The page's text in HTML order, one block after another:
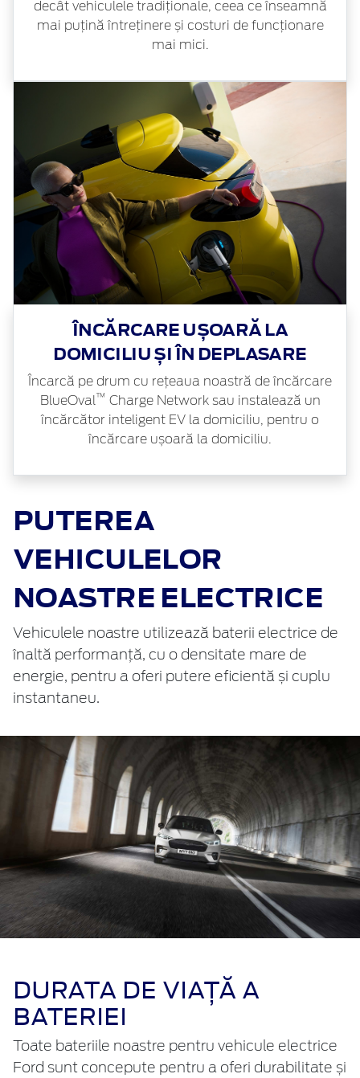
decât vehiculele tradiționale, ceea ce înseamnă
mai puțină întreținere și costuri de funcționare
mai mici.
ÎNCĂRCARE UȘOARĂ LA
DOMICILIU ȘI ÎN DEPLASARE
Încarcă pe drum cu rețeaua noastră de încărcare
BlueOval ™ Charge Network sau instalează un
încărcător inteligent EV la domiciliu, pentru o
încărcare ușoară la domiciliu.
PUTEREA
VEHICULELOR
NOASTRE ELECTRICE
Vehiculele noastre utilizează baterii electrice de
înaltă performanță, cu o densitate mare de
energie, pentru a oferi putere eficientă și cuplu
instantaneu.
DURATA DE VIAȚĂ A
BATERIEI
Toate bateriile noastre pentru vehicule electrice
Ford sunt concepute pentru a oferi durabilitate și